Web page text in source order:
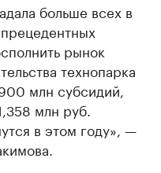
больше всех в
рынок
технопарка
млн субсидий,
млн руб.
в этом году», —